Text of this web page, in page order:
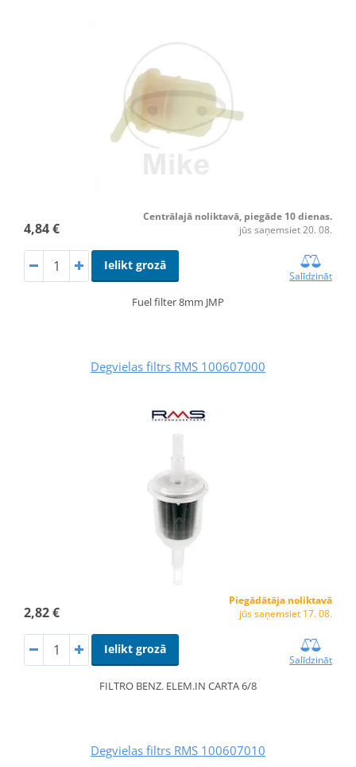
4,84 €
Centrālajā noliktavā, piegāde 10 dienas.
jūs saņemsiet 20. 08.
Ielikt grozā
Salīdzināt
Fuel filter 8mm JMP
Degvielas filtrs RMS 100607000
2,82 €
Piegādātāja noliktavā
jūs saņemsiet 17. 08.
Ielikt grozā
Salīdzināt
FILTRO BENZ. ELEM.IN CARTA 6/8
Degvielas filtrs RMS 100607010